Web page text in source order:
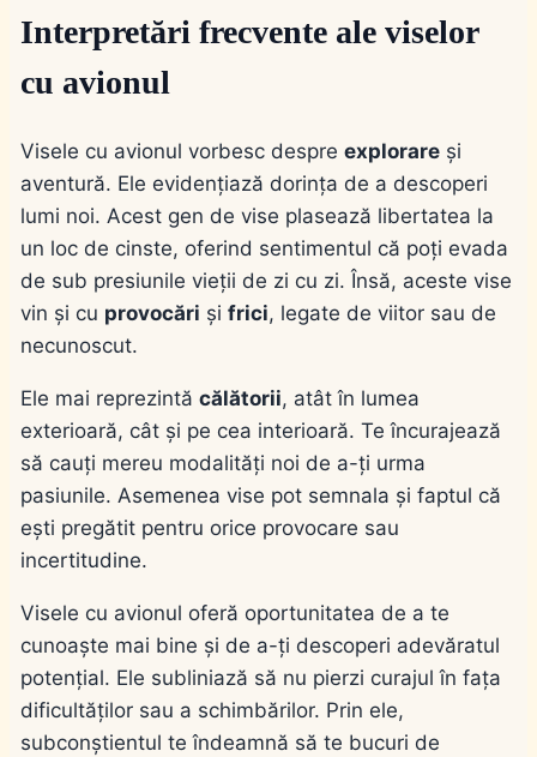
Interpretări frecvente ale viselor
cu avionul
Visele cu avionul vorbesc despre explorare și
aventură. Ele evidențiază dorința de a descoperi
lumi noi. Acest gen de vise plasează libertatea la
un loc de cinste, oferind sentimentul că poți evada
de sub presiunile vieții de zi cu zi. Însă, aceste vise
vin și cu provocări și frici, legate de viitor sau de
necunoscut.
Ele mai reprezintă călătorii, atât în lumea
exterioară, cât și pe cea interioară. Te încurajează
să cauți mereu modalități noi de a-ți urma
pasiunile. Asemenea vise pot semnala și faptul că
ești pregătit pentru orice provocare sau
incertitudine.
Visele cu avionul oferă oportunitatea de a te
cunoaște mai bine și de a-ți descoperi adevăratul
potențial. Ele subliniază să nu pierzi curajul în fața
dificultăților sau a schimbărilor. Prin ele,
subconștientul te îndeamnă să te bucuri de